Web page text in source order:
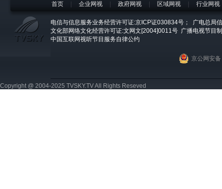
首页 企业网视 政府网视 区域网视 行业网视
电信与信息服务业务经营许可证:京ICP证030834号；
广电总局
文化部网络文化经营许可证:文网文[2004]0011号 广播电视节目
中国互联网视听节目服务自律公约
京公网安
Copyright @ 2004-2025 TVSKY.TV All Rights Reseved